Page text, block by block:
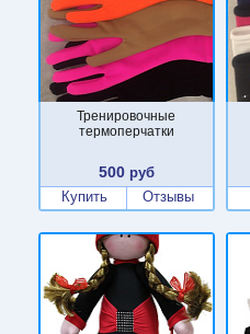
Тренировочные
термоперчатки
500руб
Купить
Отзывы